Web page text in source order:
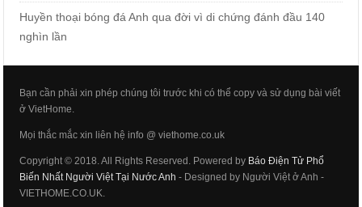
Huyền thoại bóng đá Anh qua đời vì di chứng đánh đầu 140
nghìn lần
Bạn cần phải xin phép chúng tôi trước khi có thể copy và sử dụng bài viết
ở VietHome.
Mọi thắc mắc xin liên hệ info @ viethome.co.uk
Copyright © 2018. All Rights Reserved. Powered by Báo Điện Tử Phổ
Biến Nhất Người Việt Tại Nước Anh - Designed by Người Việt ở Anh -
VIETHOME.CO.UK.